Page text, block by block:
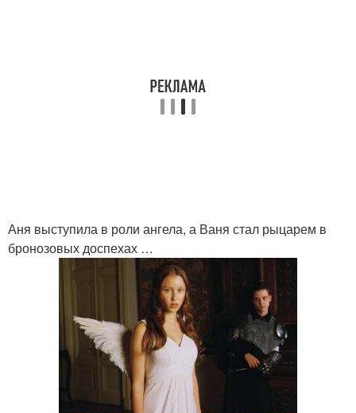
Аня выступила в роли ангела, а Ваня стал рыцарем в
бронозовых доспехах …